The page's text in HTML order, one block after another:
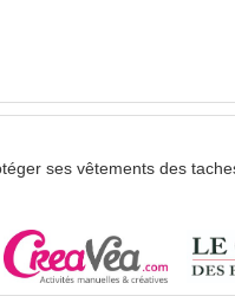
ses vêtements des